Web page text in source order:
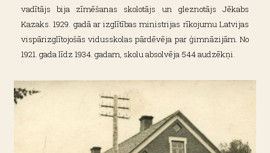
vadītājs bija zīmēšanas skolotājs un gleznotājs Jēkabs
Kazaks. 1929. gadā ar izglītības ministrijas rīkojumu Latvijas
vispārizglītojošās vidusskolas pārdēvēja par ģimnāzijām. No
1921. gada līdz 1934. gadam, skolu absolvēja 544 audzēkņi.